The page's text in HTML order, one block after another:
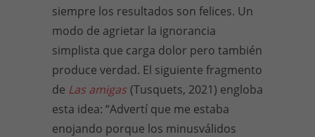
siempre los resultados son felices. Un
modo de agrietar la ignorancia
simplista que carga dolor pero también
produce verdad. El siguiente fragmento
de Las amigas (Tusquets, 2021) engloba
esta idea: “Advertí que me estaba
enojando porque los minusválidos